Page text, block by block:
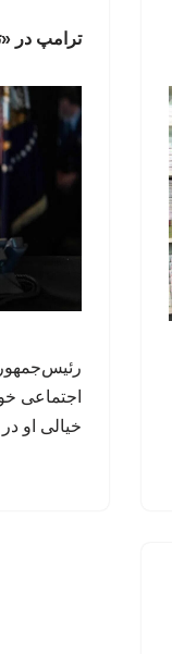
ترامپ در
رئیس‌جمهور
اجتماعی
خیالی او